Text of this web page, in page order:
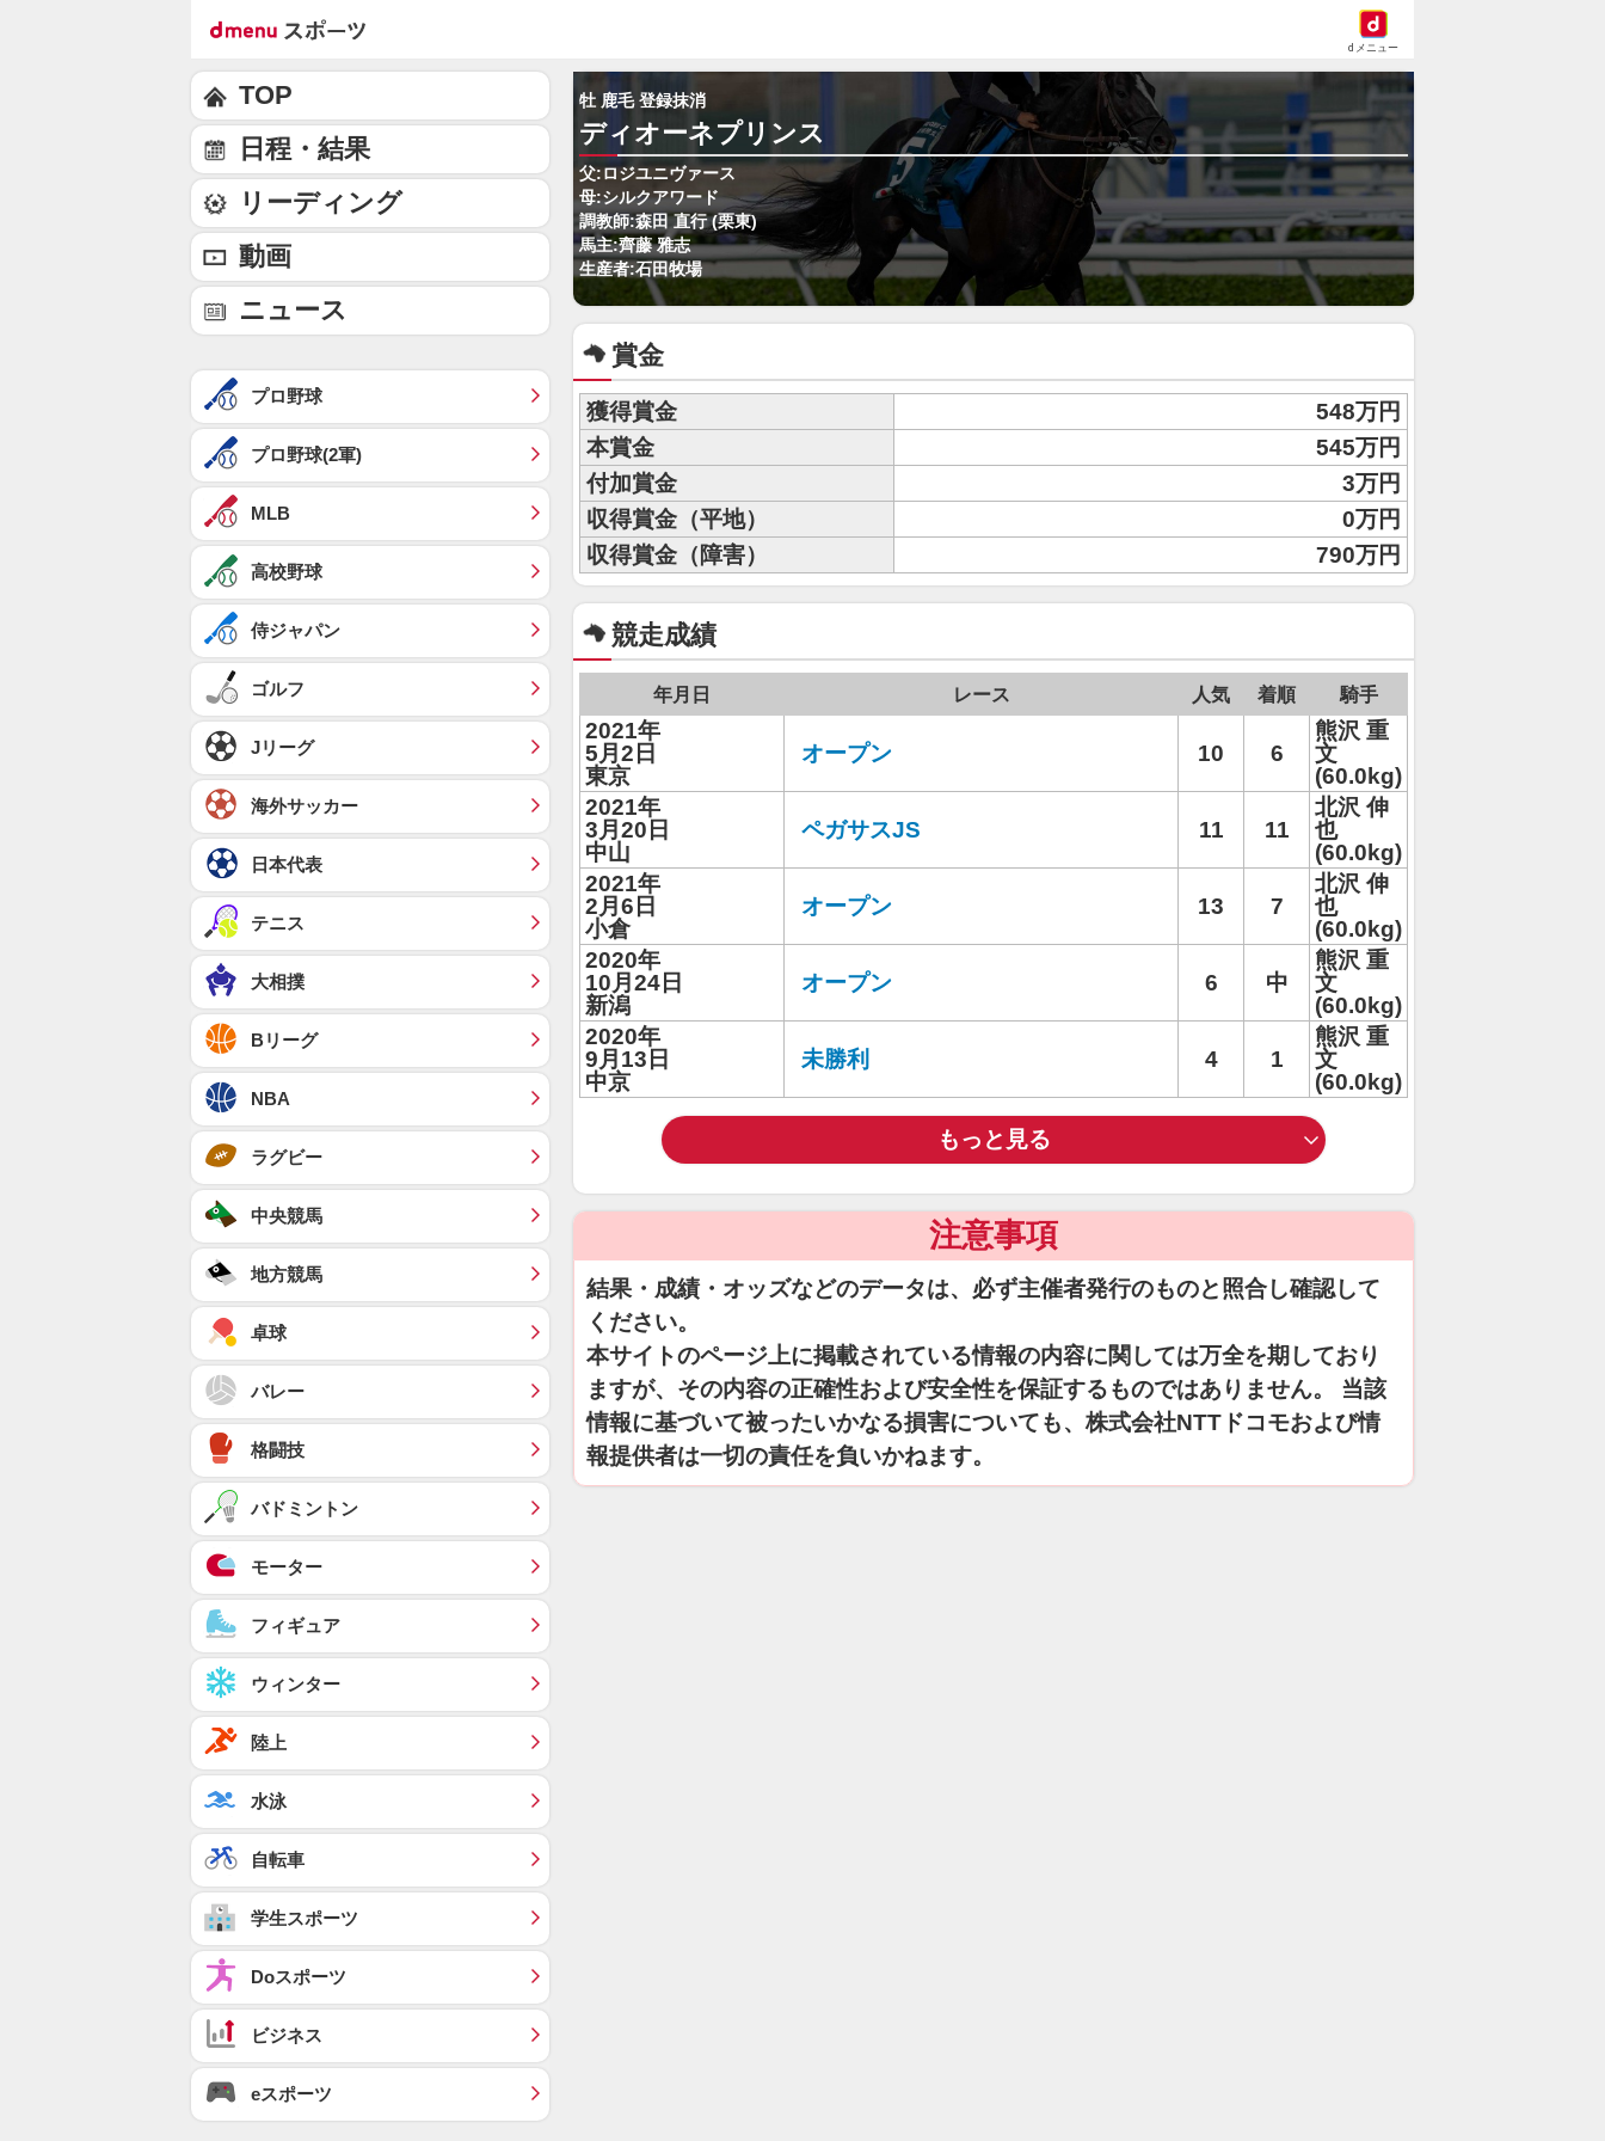
dメニュー
牡 鹿毛 登録抹消
ディオーネプリンス
父:ロジユニヴァース
母:シルクアワード
調教師:森田 直行 (栗東)
馬主:齊藤 雅志
生産者:石田牧場
賞金
獲得賞金
548万円
本賞金
545万円
付加賞金
3万円
収得賞金（平地）
0万円
収得賞金（障害）
790万円
競走成績
年月日 レース 人気 着順 騎手
2021年
5月2日
東京
オープン 10 6
熊沢 重
文
(60.0kg)
2021年
3月20日
中山
ペガサスJS 11 11
北沢 伸
也
(60.0kg)
2021年
2月6日
小倉
オープン 13 7
北沢 伸
也
(60.0kg)
2020年
10月24日
新潟
オープン 6 中
熊沢 重
文
(60.0kg)
2020年
9月13日
中京
未勝利 4 1
熊沢 重
文
(60.0kg)
もっと見る
注意事項
結果・成績・オッズなどのデータは、必ず主催者発行のものと照合し確認して
ください。
本サイトのページ上に掲載されている情報の内容に関しては万全を期しており
ますが、その内容の正確性および安全性を保証するものではありません。 当該
情報に基づいて被ったいかなる損害についても、株式会社NTTドコモおよび情
報提供者は一切の責任を負いかねます。
TOP
日程・結果
リーディング
動画
ニュース
プロ野球
プロ野球(2軍)
MLB
高校野球
侍ジャパン
ゴルフ
Jリーグ
海外サッカー
日本代表
テニス
大相撲
Bリーグ
NBA
ラグビー
中央競馬
地方競馬
卓球
バレー
格闘技
バドミントン
モーター
フィギュア
ウィンター
陸上
水泳
自転車
学生スポーツ
Doスポーツ
ビジネス
eスポーツ